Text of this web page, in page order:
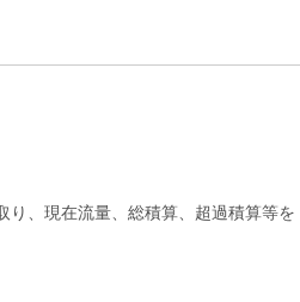
り、現在流量、総積算、超過積算等を